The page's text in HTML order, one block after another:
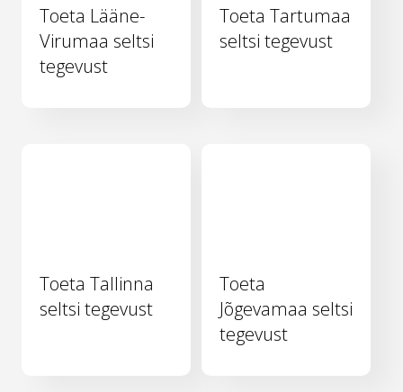
Toeta Lääne-
Virumaa seltsi
tegevust
Toeta Tartumaa
seltsi tegevust
Toeta Tallinna
seltsi tegevust
Toeta
Jõgevamaa seltsi
tegevust